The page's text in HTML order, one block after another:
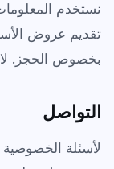
نستخدم
تقديم عروض
بخصوص الحجز. لا
التواصل
لأسئلة